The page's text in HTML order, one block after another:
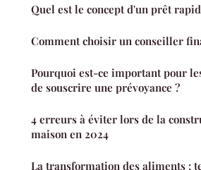
Quel est le concept d'un prêt
Comment choisir un conseiller
Pourquoi est-ce important pour
de souscrire une prévoyance ?
4 erreurs à éviter lors de la
maison en 2024
La transformation des aliments :